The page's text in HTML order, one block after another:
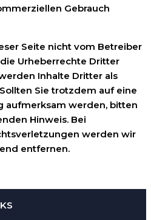
Gebrauch
Seite nicht vom Betreiber
Urheberrechte Dritter
Inhalte Dritter als
Sie trotzdem auf eine
aufmerksam werden, bitten
Hinweis. Bei
werden wir
entfernen.